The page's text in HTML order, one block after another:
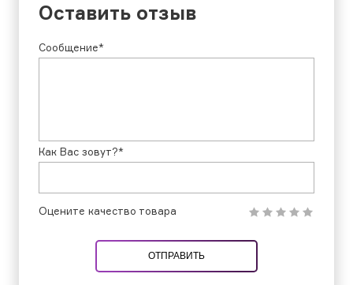
Оставить отзыв
Сообщение*
Как Вас зовут?*
Оцените качество товара
ОТПРАВИТЬ